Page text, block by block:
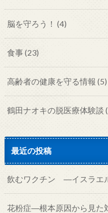
脳を守ろう！ (4)
食事(23)
高齢者の健康を守る情報 (5)
鶴田ナオキの脱医療体験談
最近の投稿
飲むワクチン ―イスラエ
花粉症―根本原因から見た